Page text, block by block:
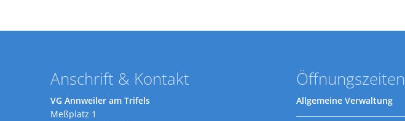
Anschrift & Kontakt
VG Annweiler am Trifels
Meßplatz 1
Öffnungszeiten
Allgemeine Verwaltung